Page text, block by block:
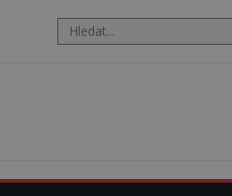
oblíbené restauraci, pak si na